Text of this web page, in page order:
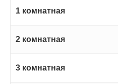
1 комнатная
2 комнатная
3 комнатная
Окончательная стоимость
применяется коэффициент.